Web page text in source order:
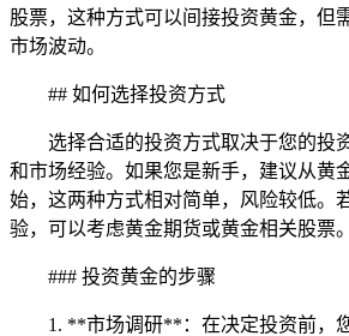
股票，这种方式可以间接投资黄金，但
市场波动。
## 如何选择投资方式
选择合适的投资方式取决于您的投
和市场经验。如果您是新手，建议从黄
始，这两种方式相对简单，风险较低。
验，可以考虑黄金期货或黄金相关股票。
### 投资黄金的步骤
1. **市场调研**：在决定投资前，